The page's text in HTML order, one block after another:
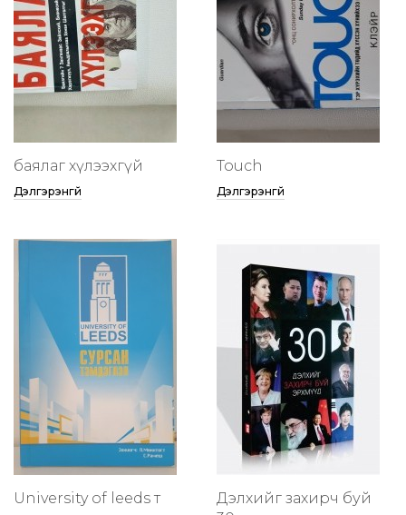
баялаг хүлээхгүй
Дэлгэрэнгүй
Touch
Дэлгэрэнгүй
University of leeds т
Дэлхийг захирч буй